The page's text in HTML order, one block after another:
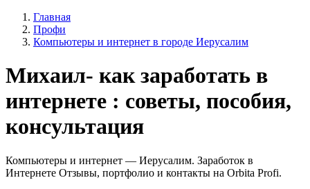
Главная
Профи
Компьютеры и интернет в городе Иерусалим
Михаил- как заработать в
интернете : советы, пособия,
консультация
Компьютеры и интернет — Иерусалим. Заработок в
Интернете Отзывы, портфолио и контакты на Orbita Profi.